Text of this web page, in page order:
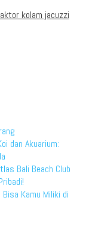
kolam jacuzzi
dan Akuarium:
Bali Beach Club
Kamu Miliki di